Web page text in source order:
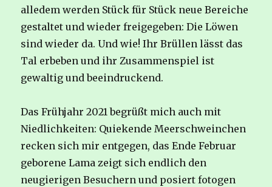
alledem werden Stück für Stück neue Bereiche
gestaltet und wieder freigegeben: Die Löwen
sind wieder da. Und wie! Ihr Brüllen lässt das
Tal erbeben und ihr Zusammenspiel ist
gewaltig und beeindruckend.
Das Frühjahr 2021 begrüßt mich auch mit
Niedlichkeiten: Quiekende Meerschweinchen
recken sich mir entgegen, das Ende Februar
geborene Lama zeigt sich endlich den
neugierigen Besuchern und posiert fotogen